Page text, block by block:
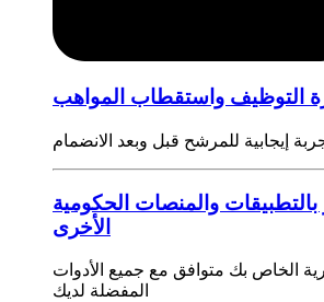
التوظيف واستقطاب المواهب
إيجابية للمرشح قبل وبعد الانضمام
والمنصات الحكومية
الأخرى
الخاص بك متوافق مع جميع الأدوات
المفضلة لديك